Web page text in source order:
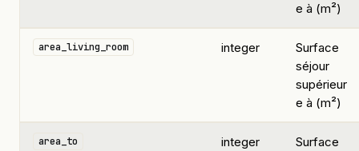
e à (m²)
area_living_room integer
Surface
séjour
supérieur
e à (m²)
area_to integer
Surface